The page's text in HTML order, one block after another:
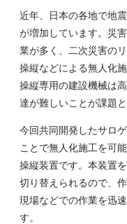
近年、日本の各地で地
が増加しています。災
業が多く、二次災害の
操縦などによる無人化
操縦専用の建設機械は
達が難しいことが課題
今回共同開発したサロ
ことで無人化施工を可
操縦装置です。本装置
切り替えられるので、
現場などでの作業を迅
す。